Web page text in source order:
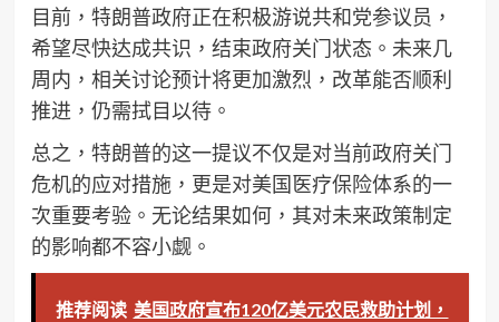
目前，特朗普政府正在积极游说共和党参议员，
希望尽快达成共识，结束政府关门状态。未来几
周内，相关讨论预计将更加激烈，改革能否顺利
推进，仍需拭目以待。
总之，特朗普的这一提议不仅是对当前政府关门
危机的应对措施，更是对美国医疗保险体系的一
次重要考验。无论结果如何，其对未来政策制定
的影响都不容小觑。
推荐阅读 美国政府宣布120亿美元农民救助计划，